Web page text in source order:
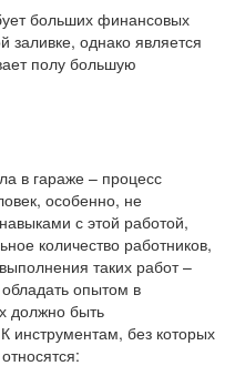
больших финансовых
заливке, однако является
полу большую
в гараже – процесс
особенно, не
с этой работой,
количество работников,
таких работ –
опытом в
должно быть
инструментам, без которых